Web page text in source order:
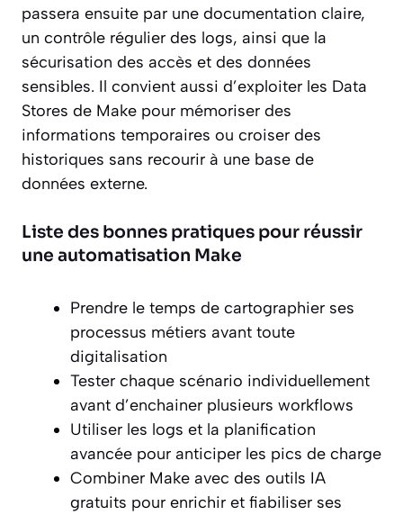
passera ensuite par une documentation claire,
un contrôle régulier des logs, ainsi que la
sécurisation des accès et des données
sensibles. Il convient aussi d’exploiter les Data
Stores de Make pour mémoriser des
informations temporaires ou croiser des
historiques sans recourir à une base de
données externe.
Liste des bonnes pratiques pour réussir
une automatisation Make
Prendre le temps de cartographier ses
processus métiers avant toute
digitalisation
Tester chaque scénario individuellement
avant d’enchainer plusieurs workflows
Utiliser les logs et la planification
avancée pour anticiper les pics de charge
Combiner Make avec des outils IA
gratuits pour enrichir et fiabiliser ses